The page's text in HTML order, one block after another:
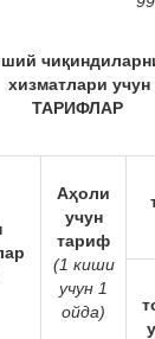
хизматлари учун
ТАРИФЛАР
Аҳоли
учун
тариф
(1 киши
учун 1
ойда)